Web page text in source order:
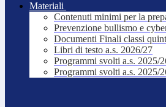
Materiali
Contenuti minimi per la
Prevenzione bullismo e
Documenti Finali classi
Libri di testo a.s. 2026/27
Programmi svolti a.s. 2025/
Programmi svolti a.s. 2025/